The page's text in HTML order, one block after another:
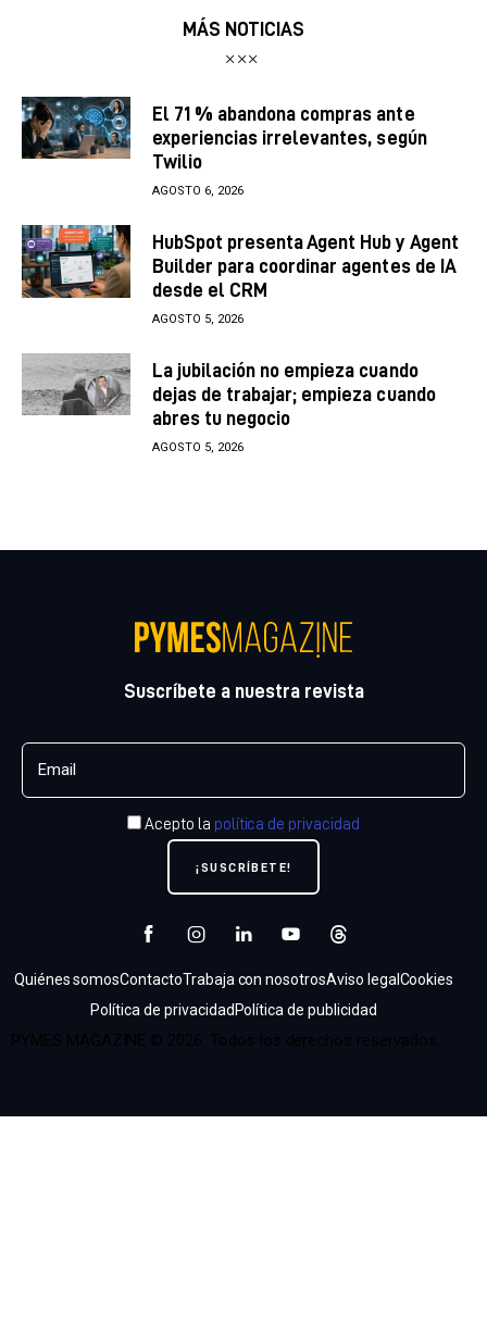
MÁS NOTICIAS
El 71 % abandona compras ante
experiencias irrelevantes, según
Twilio
AGOSTO 6, 2026
HubSpot presenta Agent Hub y Agent
Builder para coordinar agentes de IA
desde el CRM
AGOSTO 5, 2026
La jubilación no empieza cuando
dejas de trabajar; empieza cuando
abres tu negocio
AGOSTO 5, 2026
Suscríbete a nuestra revista
Acepto la política de privacidad
Quiénes somosContactoTrabaja con nosotrosAviso legal Cookies
Política de privacidad Política de publicidad